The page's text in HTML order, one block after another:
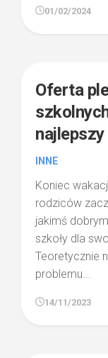
01/02/2024
Oferta
INNE
Koniec
rodziców
jakimś
szkoły dla
Teoretycznie
problemu...
14/11/2023